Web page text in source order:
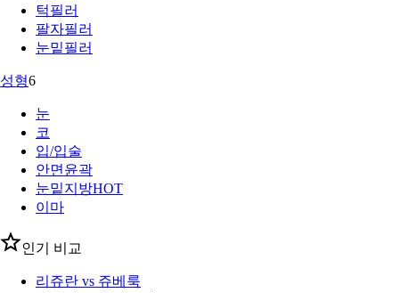
턱필러
팔자필러
눈밑필러
성형6
눈
코
입/입술
안면윤곽
눈밑지방HOT
이마
인기 비교
리쥬란 vs 쥬베룩